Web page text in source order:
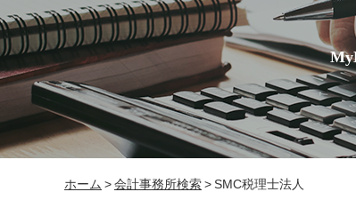
ホーム >会計事務所検索>SMC税理士法人